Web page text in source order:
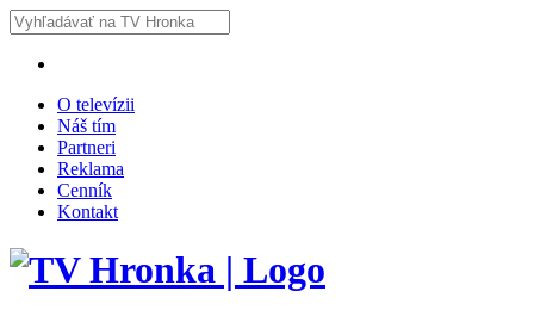
O televízii
Náš tím
Partneri
Reklama
Cenník
Kontakt